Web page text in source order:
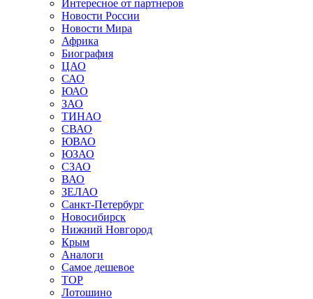
Интересное от партнеров
Новости России
Новости Мира
Африка
Биография
ЦАО
САО
ЮАО
ЗАО
ТИНАО
СВАО
ЮВАО
ЮЗАО
СЗАО
ВАО
ЗЕЛАО
Санкт-Петербург
Новосибирск
Нижний Новгород
Крым
Аналоги
Самое дешевое
TOP
Лотошино